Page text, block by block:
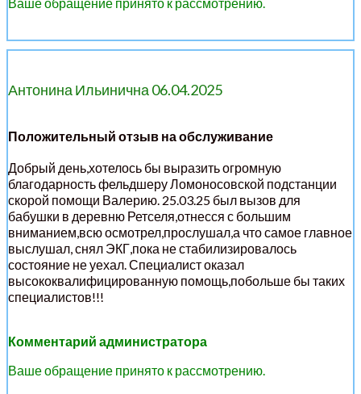
Антонина Ильинична 06.04.2025
Положительный отзыв на обслуживание
Добрый день,хотелось бы выразить огромную
благодарность фельдшеру Ломоносовской подстанции
скорой помощи Валерию. 25.03.25 был вызов для
бабушки в деревню Ретселя,отнесся с большим
вниманием,всю осмотрел,прослушал,а что самое главное
выслушал, снял ЭКГ,пока не стабилизировалось
состояние не уехал. Специалист оказал
высококвалифицированную помощь,побольше бы таких
специалистов!!!
Комментарий администратора
Ваше обращение принято к рассмотрению.